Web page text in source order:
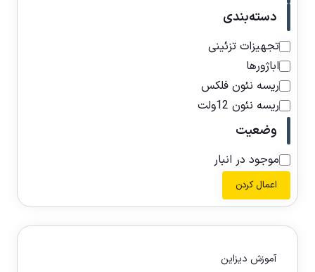
دسته‌بندی
تجهیزات تزئینی
اباژورها
ریسه نئون فلکس
ریسه نئون 12ولت
وضعیت
موجود در انبار
اعمال کردن
آموزش دیزاین